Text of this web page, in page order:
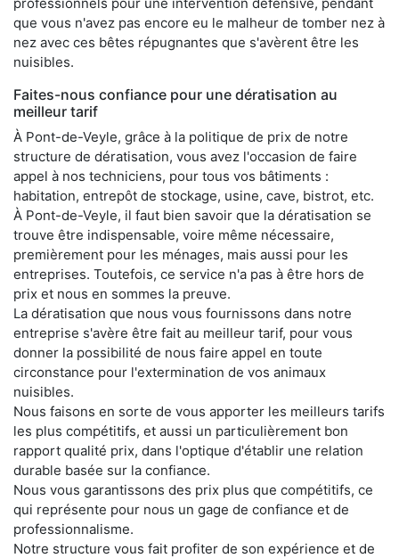
que vous n'avez pas encore eu le malheur de tomber nez à
nez avec ces bêtes répugnantes que s'avèrent être les
nuisibles.
Faites-nous confiance pour une dératisation au
meilleur tarif
À Pont-de-Veyle, grâce à la politique de prix de notre
structure de dératisation, vous avez l'occasion de faire
appel à nos techniciens, pour tous vos bâtiments :
habitation, entrepôt de stockage, usine, cave, bistrot, etc.
À Pont-de-Veyle, il faut bien savoir que la dératisation se
trouve être indispensable, voire même nécessaire,
premièrement pour les ménages, mais aussi pour les
entreprises. Toutefois, ce service n'a pas à être hors de
prix et nous en sommes la preuve.
La dératisation que nous vous fournissons dans notre
entreprise s'avère être fait au meilleur tarif, pour vous
donner la possibilité de nous faire appel en toute
circonstance pour l'extermination de vos animaux
nuisibles.
Nous faisons en sorte de vous apporter les meilleurs tarifs
les plus compétitifs, et aussi un particulièrement bon
rapport qualité prix, dans l'optique d'établir une relation
durable basée sur la confiance.
Nous vous garantissons des prix plus que compétitifs, ce
qui représente pour nous un gage de confiance et de
professionnalisme.
Notre structure vous fait profiter de son expérience et de